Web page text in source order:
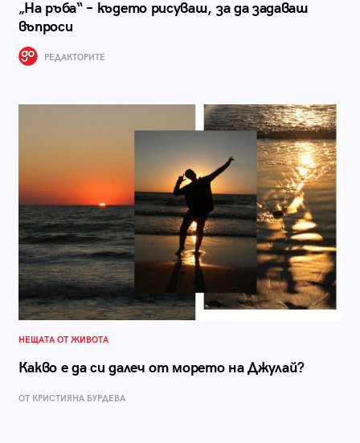
„На ръба“ – където рисуваш, за да задаваш
въпроси
РЕДАКТОРИТЕ
НЕЩАТА ОТ ЖИВОТА
Какво е да си далеч от морето на Джулай?
ОТ КРИСТИЯНА БУРДЕВА